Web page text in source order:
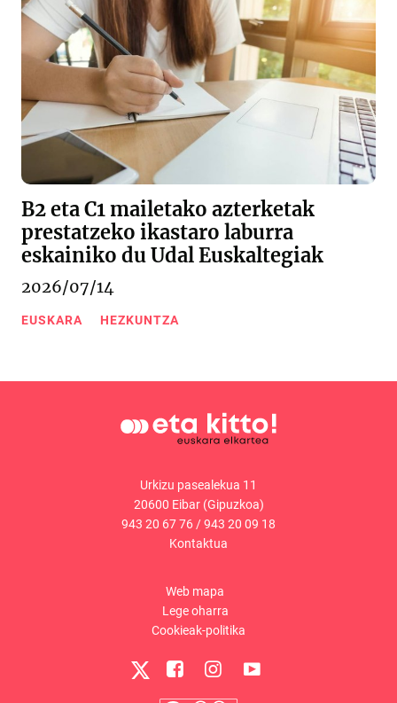
B2 eta C1 mailetako azterketak
prestatzeko ikastaro laburra
eskainiko du Udal Euskaltegiak
2026/07/14
EUSKARA HEZKUNTZA
Urkizu pasealekua 11
20600 Eibar (Gipuzkoa)
943 20 67 76/943 20 09 18
Kontaktua
Web mapa
Lege oharra
Cookieak-politika